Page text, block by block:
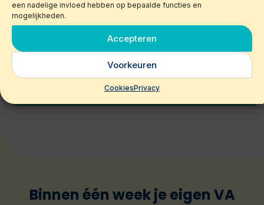
een nadelige invloed hebben op bepaalde functies en
mogelijkheden.
Accepteren
Voorkeuren
CookiesPrivacy
van AI-tools, bouwen van workflows en
slimme koppelingen tussen systemen.
Zo werkt het
Binnen één week je eigen VA